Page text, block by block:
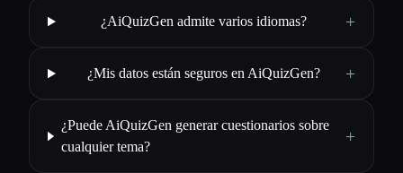
¿AiQuizGen admite varios idiomas? +
¿Mis datos están seguros en AiQuizGen? +
¿Puede AiQuizGen generar cuestionarios sobre
cualquier tema?
+